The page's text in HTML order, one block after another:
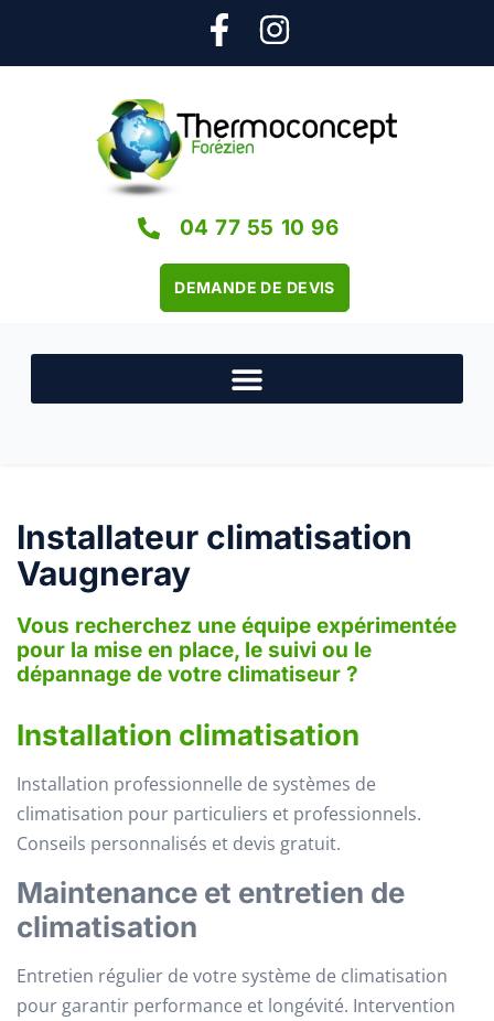
04 77 55 10 96
DEMANDE DE DEVIS
Installateur climatisation
Vaugneray
Vous recherchez une équipe expérimentée
pour la mise en place, le suivi ou le
dépannage de votre climatiseur ?
Installation climatisation
Installation professionnelle de systèmes de
climatisation pour particuliers et professionnels.
Conseils personnalisés et devis gratuit.
Maintenance et entretien de
climatisation
Entretien régulier de votre système de climatisation
pour garantir performance et longévité. Intervention